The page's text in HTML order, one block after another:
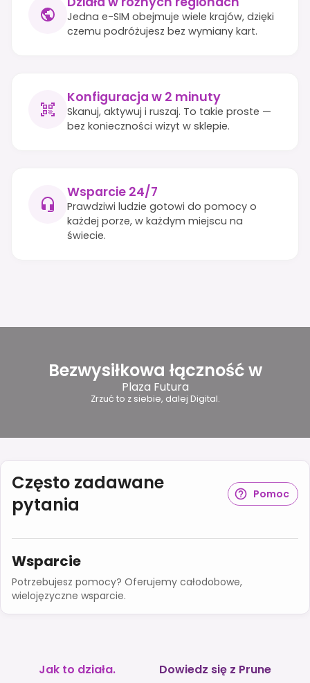
Jedna e-SIM obejmuje wiele krajów, dzięki
czemu podróżujesz bez wymiany kart.
Konfiguracja w 2 minuty
Skanuj, aktywuj i ruszaj. To takie proste —
bez konieczności wizyt w sklepie.
Wsparcie 24/7
Prawdziwi ludzie gotowi do pomocy o
każdej porze, w każdym miejscu na
świecie.
Bezwysiłkowa łączność w
Plaza Futura
Zrzuć to z siebie, dalej Digital.
Często zadawane
pytania
Pomoc
Wsparcie
Potrzebujesz pomocy? Oferujemy całodobowe,
wielojęzyczne wsparcie.
Jak to działa. Dowiedz się z Prune